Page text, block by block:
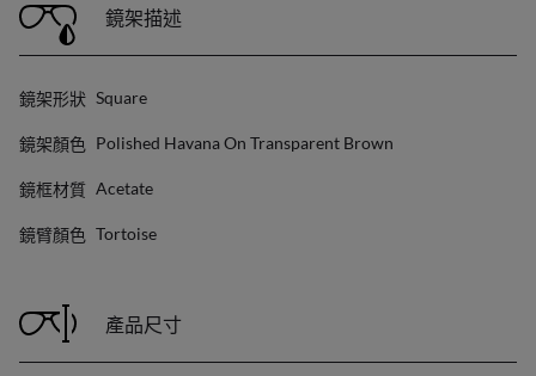
鏡架描述
鏡架形狀 Square
鏡架顏色 Polished Havana On Transparent Brown
鏡框材質 Acetate
鏡臂顏色 Tortoise
產品尺寸